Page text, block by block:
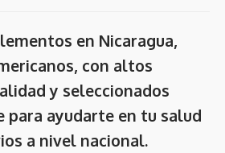
en Nicaragua,
con altos
y seleccionados
para ayudarte en tu salud
a nivel nacional.